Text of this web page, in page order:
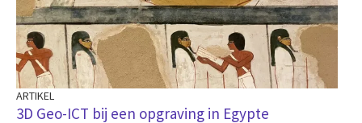
ARTIKEL
3D Geo-ICT bij een opgraving in Egypte